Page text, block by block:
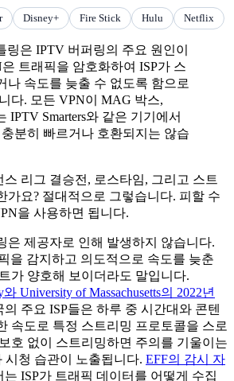
Disney+ Fire Stick Hulu Netflix
링은 IPTV 버퍼링의 주요 원인이
트래픽을 암호화하여 ISP가 스
나 속도를 늦출 수 없도록 함으로
다. 모든 VPN이 MAG 박스,
IPTV Smarters와 같은 기기에서
분히 빠르거나 호환되지는 않습
리그 결승전, 로스타임, 그리고 스트
가요? 절대적으로 그렇습니다. 피할 수
을 사용하면 됩니다.
은 제공자로 인해 발생하지 않습니다.
을 감지하고 의도적으로 속도를 늦춘
가 양호해 보이더라도 말입니다.
University of Massachusetts의 2022년
의 주요 ISP들은 하루 중 시간대와 콘텐
속도로 특정 스트리밍 프로토콜을 스로
호 없이 스트리밍하면 주의를 기울이는
시청 습관이 노출됩니다. EFF의 감시 자
는 ISP가 트래픽 데이터를 어떻게 수집